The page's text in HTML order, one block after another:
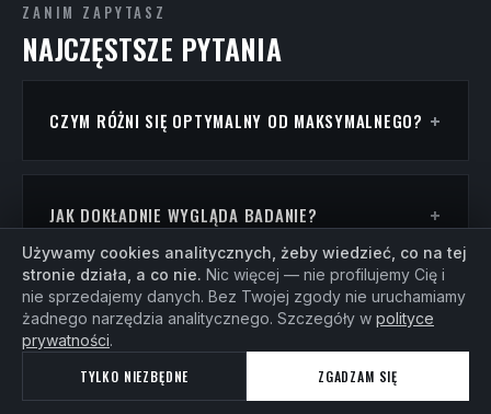
ZANIM ZAPYTASZ
NAJCZĘSTSZE PYTANIA
CZYM RÓŻNI SIĘ OPTYMALNY OD MAKSYMALNEGO?
JAK DOKŁADNIE WYGLĄDA BADANIE?
MUSZĘ BYĆ ZAWODNIKIEM?
BADACIE TYLKO BIEG I ROWER?
Używamy cookies analitycznych, żeby wiedzieć, co na tej
stronie działa, a co nie. Nic więcej — nie profilujemy Cię i
nie sprzedajemy danych. Bez Twojej zgody nie uruchamiamy
żadnego narzędzia analitycznego. Szczegóły w polityce
prywatności.
TYLKO NIEZBĘDNE
ZGADZAM SIĘ